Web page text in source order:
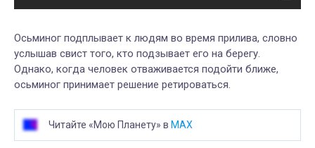
Осьминог подплывает к людям во время прилива, словно
услышав свист того, кто подзывает его на берегу.
Однако, когда человек отваживается подойти ближе,
осьминог принимает решение ретироваться.
Читайте «Мою Планету» в MAX